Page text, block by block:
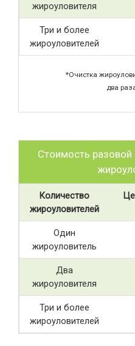
жироуловителя
Три и более
жироуловителей
*Очистка
два
Стоимость
Количество
жироуловителей
Один
жироуловитель
Два
жироуловителя
Три и более
жироуловителей